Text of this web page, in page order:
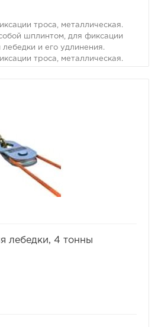
троса, металлическая.
шплинтом, для фиксации
и его удлинения.
троса, металлическая.
лебедки, 4 тонны